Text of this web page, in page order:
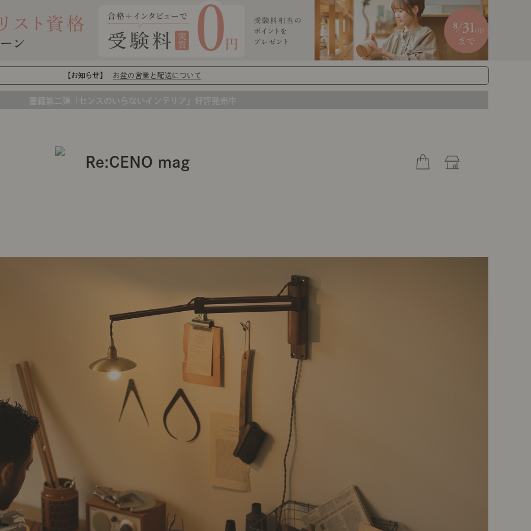
【お知らせ】 お盆の営業と配送について
書籍第二弾「センスのいらないインテリア」好評発売中